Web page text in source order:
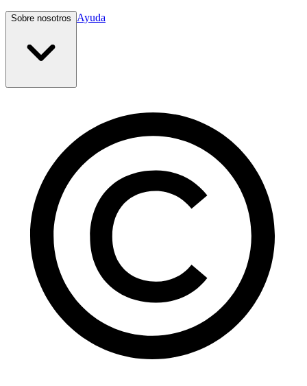
Sobre nosotros Ayuda